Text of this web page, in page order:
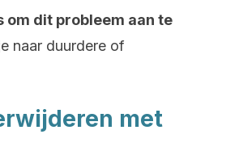
dit probleem aan te
naar duurdere of
met